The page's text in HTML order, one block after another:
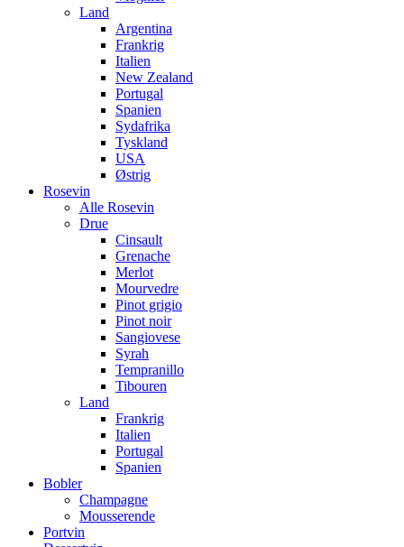
Land
Argentina
Frankrig
Italien
New Zealand
Portugal
Spanien
Sydafrika
Tyskland
USA
Østrig
Rosevin
Alle Rosevin
Drue
Cinsault
Grenache
Merlot
Mourvedre
Pinot grigio
Pinot noir
Sangiovese
Syrah
Tempranillo
Tibouren
Land
Frankrig
Italien
Portugal
Spanien
Bobler
Champagne
Mousserende
Portvin